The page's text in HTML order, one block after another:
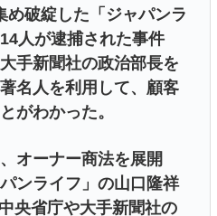
め破綻した「ジャパンラ
人が逮捕された事件
手新聞社の政治部長を
名人を利用して、顧客
がわかった。
オーナー商法を展開
ンライフ」の山口隆祥
央省庁や大手新聞社の